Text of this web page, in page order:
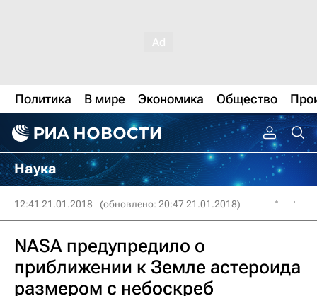
Политика В мире Экономика Общество
Наука
12:41 21.01.2018 (обновлено: 20:47 21.01.2018)
NASA предупредило о
приближении к Земле астероида
размером с небоскреб